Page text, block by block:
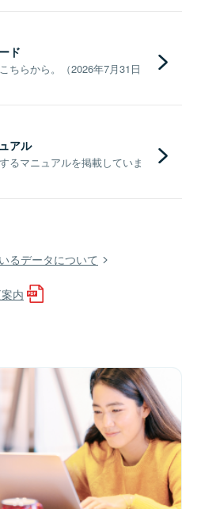
ド
ちらから。（2026年7月31日
アル
るマニュアルを掲載していま
るデータについて
内